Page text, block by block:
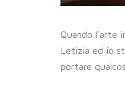
Quando l’arte
Letizia ed io
portare